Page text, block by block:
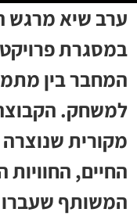
ערב שיא מרגש
במסגרת פרויקט
המחבר בין
למשחק.
מקורית
החיים,
המשותף